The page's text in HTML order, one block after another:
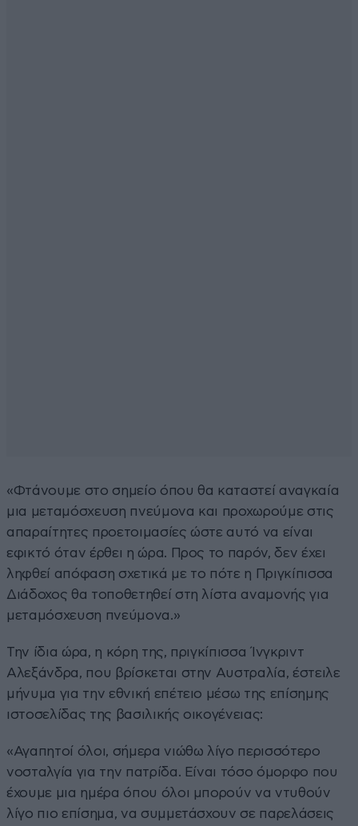
«Φτάνουμε στο σημείο όπου θα καταστεί αναγκαία
μια μεταμόσχευση πνεύμονα και προχωρούμε στις
απαραίτητες προετοιμασίες ώστε αυτό να είναι
εφικτό όταν έρθει η ώρα. Προς το παρόν, δεν έχει
ληφθεί απόφαση σχετικά με το πότε η Πριγκίπισσα
Διάδοχος θα τοποθετηθεί στη λίστα αναμονής για
μεταμόσχευση πνεύμονα.»
Την ίδια ώρα, η κόρη της, πριγκίπισσα Ίνγκριντ
Αλεξάνδρα, που βρίσκεται στην Αυστραλία, έστειλε
μήνυμα για την εθνική επέτειο μέσω της επίσημης
ιστοσελίδας της βασιλικής οικογένειας:
«Αγαπητοί όλοι, σήμερα νιώθω λίγο περισσότερο
νοσταλγία για την πατρίδα. Είναι τόσο όμορφο που
έχουμε μια ημέρα όπου όλοι μπορούν να ντυθούν
λίγο πιο επίσημα, να συμμετάσχουν σε παρελάσεις